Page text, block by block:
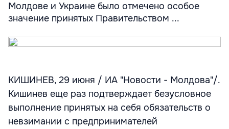
Молдове и Украине было отмечено особое
значение принятых Правительством ...
КИШИНЕВ, 29 июня / ИА "Новости - Молдова"/.
Кишинев еще раз подтверждает безусловное
выполнение принятых на себя обязательств о
невзимании с предпринимателей